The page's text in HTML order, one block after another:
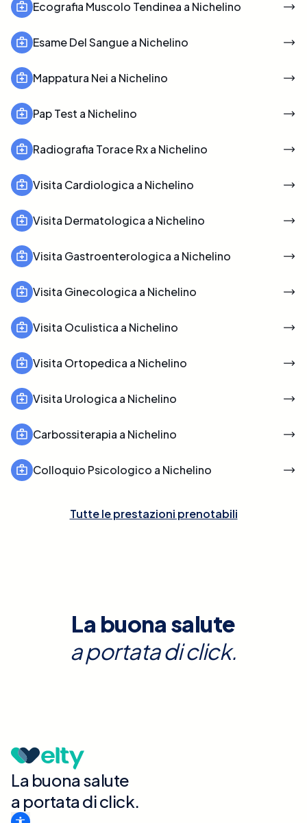
Ecografia Muscolo Tendinea a Nichelino
Esame Del Sangue a Nichelino
Mappatura Nei a Nichelino
Pap Test a Nichelino
Radiografia Torace Rx a Nichelino
Visita Cardiologica a Nichelino
Visita Dermatologica a Nichelino
Visita Gastroenterologica a Nichelino
Visita Ginecologica a Nichelino
Visita Oculistica a Nichelino
Visita Ortopedica a Nichelino
Visita Urologica a Nichelino
Carbossiterapia a Nichelino
Colloquio Psicologico a Nichelino
Tutte le prestazioni prenotabili
La buona salute
a portata di click.
La buona salute
a portata di click.